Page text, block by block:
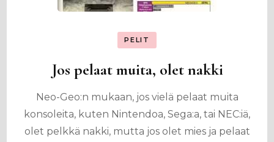
PELIT
Jos pelaat muita, olet nakki
Neo-Geo:n mukaan, jos vielä pelaat muita
konsoleita, kuten Nintendoa, Sega:a, tai NEC:iä,
olet pelkkä nakki, mutta jos olet mies ja pelaat